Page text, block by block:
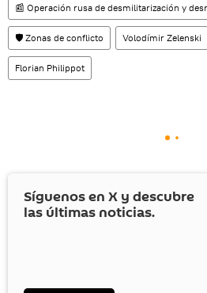
📰 Operación rusa de desmilitarización y
🛡️ Zonas de conflicto Volodímir Zelenski
Florian Philippot
Síguenos en X y descubre
las últimas noticias.